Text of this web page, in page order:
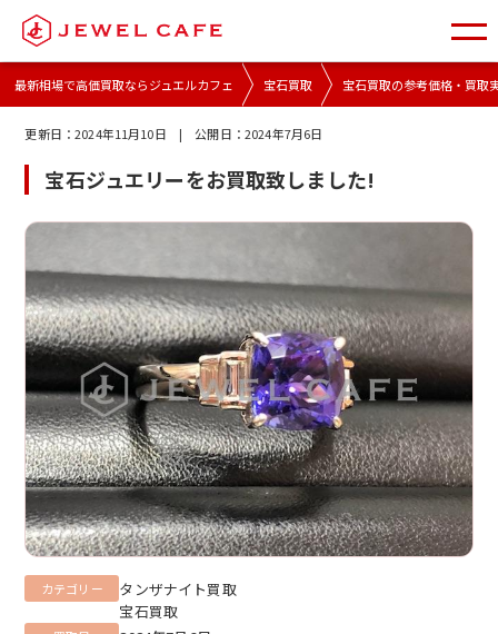
最新相場で高価買取ならジュエルカフェ 宝石買取 宝石買取の参考価格・買取
更新日：2024年11月10日 | 公開日： 2024年7月6日
宝石ジュエリーをお買取致しました!
カテゴリー
タンザナイト買取
宝石買取